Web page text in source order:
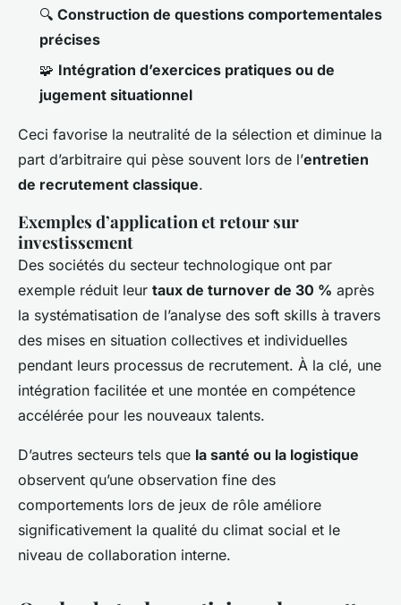
🔍 Construction de questions comportementales
précises
🧩 Intégration d’exercices pratiques ou de
jugement situationnel
Ceci favorise la neutralité de la sélection et diminue la
part d’arbitraire qui pèse souvent lors de l’entretien
de recrutement classique.
Exemples d’application et retour sur
investissement
Des sociétés du secteur technologique ont par
exemple réduit leur taux de turnover de 30 % après
la systématisation de l’analyse des soft skills à travers
des mises en situation collectives et individuelles
pendant leurs processus de recrutement. À la clé, une
intégration facilitée et une montée en compétence
accélérée pour les nouveaux talents.
D’autres secteurs tels que la santé ou la logistique
observent qu’une observation fine des
comportements lors de jeux de rôle améliore
significativement la qualité du climat social et le
niveau de collaboration interne.